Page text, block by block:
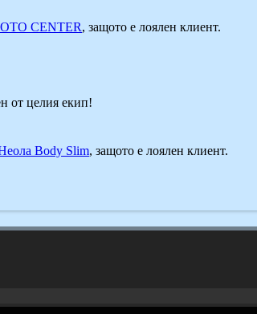
CENTER, защото е лоялен клиент.
от целия екип!
Body Slim, защото е лоялен клиент.